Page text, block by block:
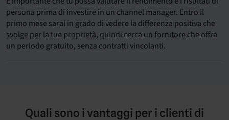
persona prima di investire in un channel manager. Entro il
primo mese sarai in grado di vedere la differenza positiva che
svolge per la tua proprietà, quindi cerca un fornitore che offra
un periodo gratuito, senza contratti vincolanti.
Quali sono i vantaggi per i clienti di